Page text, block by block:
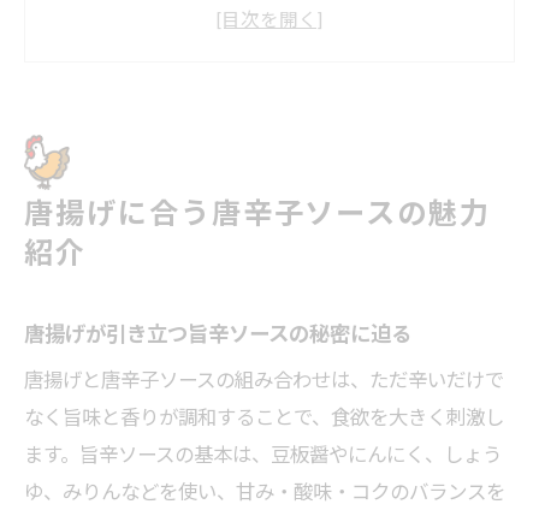
ジ法
豆板醤とねぎで作るピリ辛唐揚げレシピ
ピリ辛唐揚げの豆板醤とねぎの下味テクニ
ック
豆板醤唐揚げの香り広がる手軽な作り方紹
介
ねぎの風味と唐揚げの食感を楽しむコツ
唐揚げに合う唐辛子ソースの魅力
紹介
唐揚げが引き立つ旨辛ソースの秘密に迫る
唐揚げと唐辛子ソースの組み合わせは、ただ辛いだけで
なく旨味と香りが調和することで、食欲を大きく刺激し
ます。旨辛ソースの基本は、豆板醤やにんにく、しょう
ゆ、みりんなどを使い、甘み・酸味・コクのバランスを